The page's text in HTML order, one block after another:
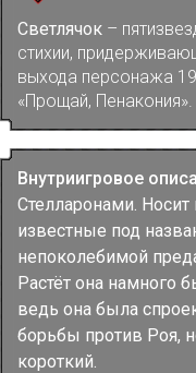
Светлячок –
стихии,
выхода персонажа
«Прощай, Пенакония».
Внутриигровое
Стелларонами.
известные под
непоколебимой
Растёт она намного
ведь она была
борьбы против Роя,
короткий.